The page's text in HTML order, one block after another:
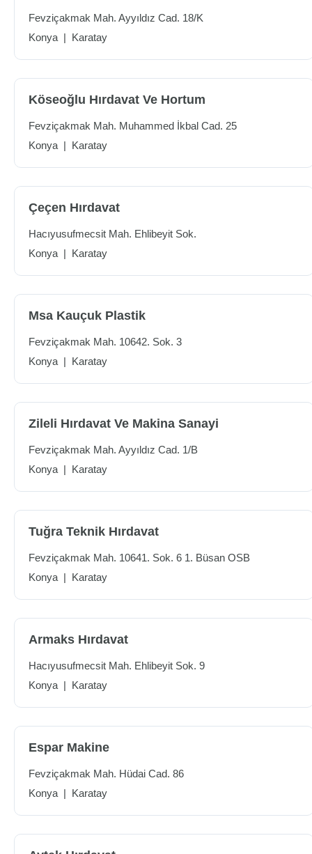
Fevziçakmak Mah. Ayyıldız Cad. 18/K
Konya | Karatay
Köseoğlu Hırdavat Ve Hortum
Fevziçakmak Mah. Muhammed İkbal Cad. 25
Konya | Karatay
Çeçen Hırdavat
Hacıyusufmecsit Mah. Ehlibeyit Sok.
Konya | Karatay
Msa Kauçuk Plastik
Fevziçakmak Mah. 10642. Sok. 3
Konya | Karatay
Zileli Hırdavat Ve Makina Sanayi
Fevziçakmak Mah. Ayyıldız Cad. 1/B
Konya | Karatay
Tuğra Teknik Hırdavat
Fevziçakmak Mah. 10641. Sok. 6 1. Büsan OSB
Konya | Karatay
Armaks Hırdavat
Hacıyusufmecsit Mah. Ehlibeyit Sok. 9
Konya | Karatay
Espar Makine
Fevziçakmak Mah. Hüdai Cad. 86
Konya | Karatay